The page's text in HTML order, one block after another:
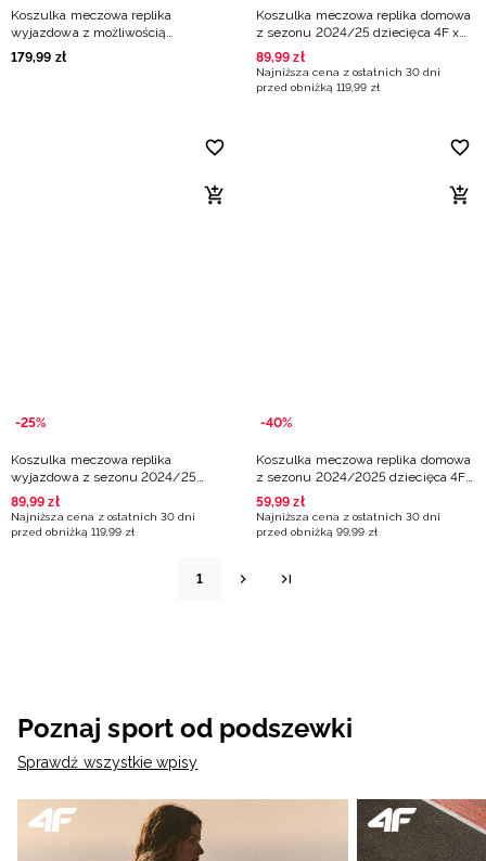
Koszulka meczowa replika
wyjazdowa z możliwością
personalizacji dziecięca 4F x Polska
Siatkówka - czerwona
179,99 zł
Koszulka meczowa replika domowa
z sezonu 2024/25 dziecięca 4F x
Czarni Radom - multikolor
89,99 zł
Najniższa cena z ostatnich 30 dni
przed obniżką 119,99 zł
-25%
Koszulka meczowa replika
wyjazdowa z sezonu 2024/25
dziecięca 4F x Czarni Radom -
multikolor
89,99 zł
Najniższa cena z ostatnich 30 dni
przed obniżką 119,99 zł
-40%
Koszulka meczowa replika domowa
z sezonu 2024/2025 dziecięca 4F
x Ślepsk Malow Suwałki - multikolor
59,99 zł
Najniższa cena z ostatnich 30 dni
przed obniżką 99,99 zł
1
Poznaj sport od podszewki
Sprawdź wszystkie wpisy